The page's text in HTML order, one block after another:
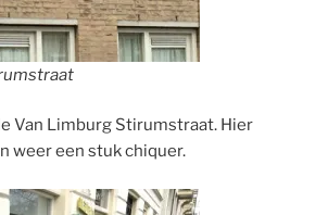
Van Limburg Stirumstraat. Hier
weer een stuk chiquer.